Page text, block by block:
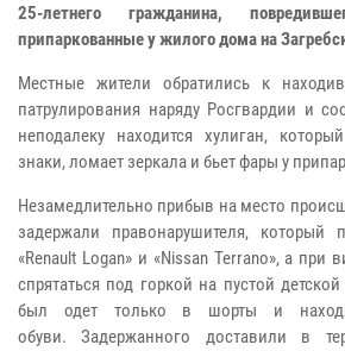
25-летнего гражданина,
припаркованные у жилого дома на
Местные жители обратились к
патрулирования наряду Росгвардии и
неподалеку находится хулиган,
знаки, ломает зеркала и бьет фары у
Незамедлительно прибыв на место
задержали правонарушителя, который
«Renault Logan» и «Nissan Terrano», а при
спрятаться под горкой на пустой
был одет только в шорты и
обуви.Задержанного доставили в